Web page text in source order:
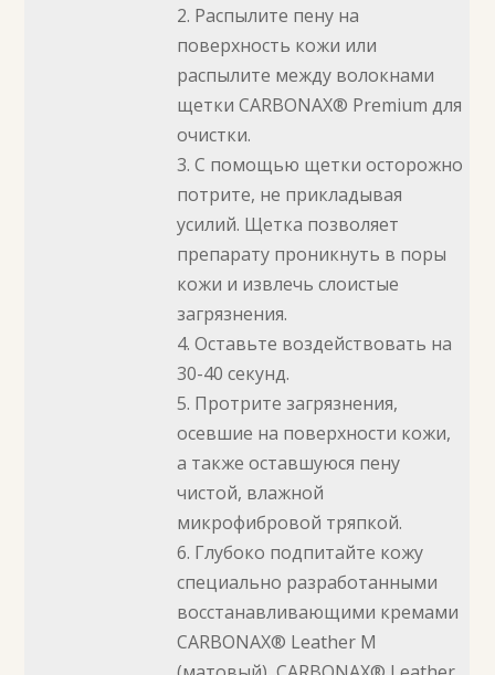
2. Распылите пену на
поверхность кожи или
распылите между волокнами
щетки CARBONAX® Premium для
очистки.
3. С помощью щетки осторожно
потрите, не прикладывая
усилий. Щетка позволяет
препарату проникнуть в поры
кожи и извлечь слоистые
загрязнения.
4. Оставьте воздействовать на
30-40 секунд.
5. Протрите загрязнения,
осевшие на поверхности кожи,
а также оставшуюся пену
чистой, влажной
микрофибровой тряпкой.
6. Глубоко подпитайте кожу
специально разработанными
восстанавливающими кремами
CARBONAX® Leather M